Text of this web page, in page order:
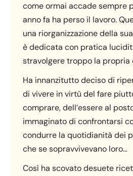
come ormai accade sempre
anno fa ha perso il lavoro.
una riorganizzazione della
è dedicata con pratica
stravolgere troppo la propria
Ha innanzitutto deciso di
di vivere in virtù del fare
comprare, dell’essere al
immaginato di confrontarsi
condurre la quotidianità dei
che se sopravvivevano loro…
Così ha scovato desuete